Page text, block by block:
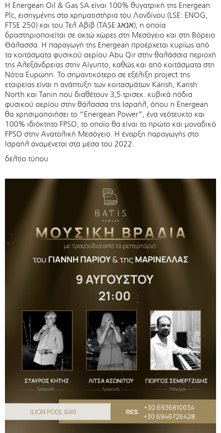
H Energean Oil & Gas SA είναι 100% θυγατρική της Energean
Plc, εισηγμένης στα χρηματιστήρια του Λονδίνου (LSE: ENOG,
FTSE 250) και του Τελ Αβίβ (TASE:אנאג), η οποία
δραστηριοποιείται σε οκτώ χώρες στη Μεσόγειο και στη Βόρειο
Θάλασσα. Η παραγωγή της Energean προέρχεται κυρίως από
τα κοιτάσματα φυσικού αερίου Abu Qir στην θαλάσσια περιοχή
της Αλεξάνδρειας στην Αίγυπτο, καθώς και από κοιτάσματα στη
Νότια Ευρώπη. Το σημαντικότερο σε εξέλιξη project της
εταιρείας είναι η ανάπτυξη των κοιτασμάτων Karish, Karish
North και Tanin που διαθέτουν 3,5 τρισεκ. κυβικά πόδια
φυσικού αερίου στην θάλασσα της Ισραήλ, όπου η Energean
θα χρησιμοποιήσει το “Energean Power”, ένα νεότευκτο και
100% ιδιόκτητο FPSO, το οποίο θα είναι το πρώτο και μοναδικό
FPSO στην Ανατολική Μεσόγειο. Η έναρξη παραγωγής στο
Ισραήλ αναμένεται στα μέσα του 2022.
δελτίο τύπου